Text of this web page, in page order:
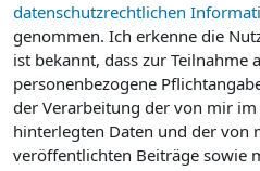
datenschutzrechtlichen
genommen. Ich erkenne die
ist bekannt, dass zur
personenbezogene
der Verarbeitung der von mir
hinterlegten Daten und der von
veröffentlichten Beiträge sowie